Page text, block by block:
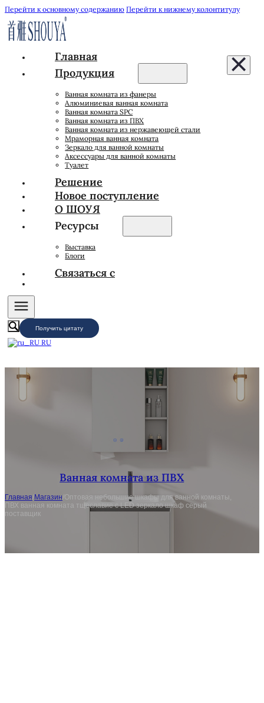
Перейти к основному содержанию Перейти к нижнему колонтитулу
Главная
Продукция
Ванная комната из фанеры
Алюминиевая ванная комната
Ванная комната SPC
Ванная комната из ПВХ
Ванная комната из нержавеющей стали
Мраморная ванная комната
Зеркало для ванной комнаты
Аксессуары для ванной комнаты
Туалет
Решение
Новое поступление
О ШОУЯ
Ресурсы
Выставка
Блоги
Связаться с
Получить цитату
RU
Ванная комната из ПВХ
Главная/Магазин/Оптовая небольшие шкафы для ванной комнаты,
ПВХ ванная комната тщеславие с LED зеркало шкаф серый
поставщик